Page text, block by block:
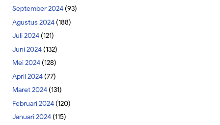
September 2024(93)
Agustus 2024(188)
Juli 2024(121)
Juni 2024(132)
Mei 2024(128)
April 2024(77)
Maret 2024(131)
Februari 2024(120)
Januari 2024(115)